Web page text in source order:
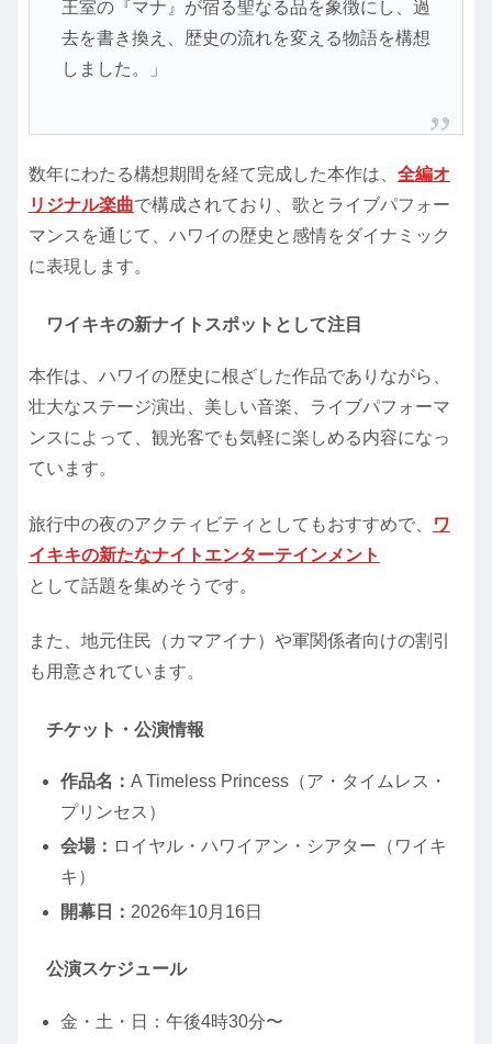
王室の『マナ』が宿る聖なる品を象徴にし、過
去を書き換え、歴史の流れを変える物語を構想
しました。」
数年にわたる構想期間を経て完成した本作は、 全編オ
リジナル楽曲で構成されており、歌とライブパフォー
マンスを通じて、ハワイの歴史と感情をダイナミック
に表現します。
ワイキキの新ナイトスポットとして注目
本作は、ハワイの歴史に根ざした作品でありながら、
壮大なステージ演出、美しい音楽、ライブパフォーマ
ンスによって、観光客でも気軽に楽しめる内容になっ
ています。
旅行中の夜のアクティビティとしてもおすすめで、
ワ
イキキの新たなナイトエンターテインメント
として話題を集めそうです。
また、地元住民（カマアイナ）や軍関係者向けの割引
も用意されています。
チケット・公演情報
作品名：A Timeless Princess（ア・タイムレス・
プリンセス）
会場： ロイヤル・ハワイアン・シアター（ワイキ
キ）
開幕日： 2026年10月16日
公演スケジュール
金・土・日：午後4時30分〜